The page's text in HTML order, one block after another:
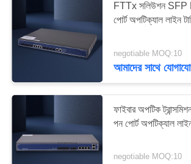
মান
যোগাযোগ
করুন
জিপিওএন ওএনইউ
এক্সপোন ওএনইউ
FTTx সলিউশন
পোর্ট অপটিক্যাল লাইন
negotiable MOQ:10
আমাদের সাথে
ফাইবার অপটিক
পন পোর্ট অপটিক্যাল লাইন
negotiable MOQ:10